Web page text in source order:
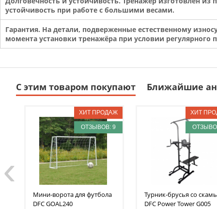
устойчивость при работе с большими весами.
Гарантия. На детали, подверженные естественному
момента установки тренажёра при условии регулярного
С этим товаром покупают Ближайшие
ОТЗЫВОВ: 9
Мини-ворота для футбола
DFCGOAL240
Турник-брусья со
DFC Power Tower G005
‹